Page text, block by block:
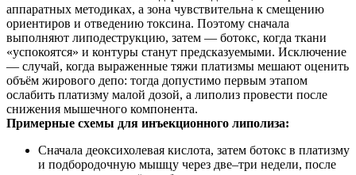
аппаратных методиках, а зона чувствительна к смещению
ориентиров и отведению токсина. Поэтому сначала
выполняют липодеструкцию, затем — ботокс, когда ткани
«успокоятся» и контуры станут предсказуемыми. Исключение
— случай, когда выраженные тяжи платизмы мешают оценить
объём жирового депо: тогда допустимо первым этапом
ослабить платизму малой дозой, а липолиз провести после
снижения мышечного компонента.
Примерные схемы для инъекционного липолиза:
Сначала деоксихолевая кислота, затем ботокс в платизму
и подбородочную мышцу через две–три недели, после